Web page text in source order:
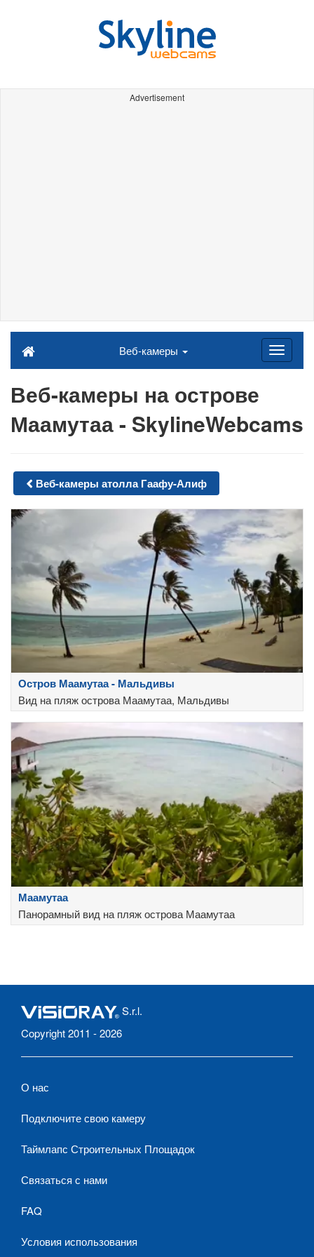
Advertisement
Веб-камеры
Веб-камеры на острове
Маамутаа - SkylineWebcams
Веб-камеры атолла Гаафу-Алиф
Остров Маамутаа - Мальдивы
Вид на пляж острова Маамутаа, Мальдивы
Маамутаа
Панорамный вид на пляж острова Маамутаа
S.r.l.
Copyright 2011 - 2026
О нас
Подключите свою камеру
Таймлапс Строительных Площадок
Связаться с нами
FAQ
Условия использования